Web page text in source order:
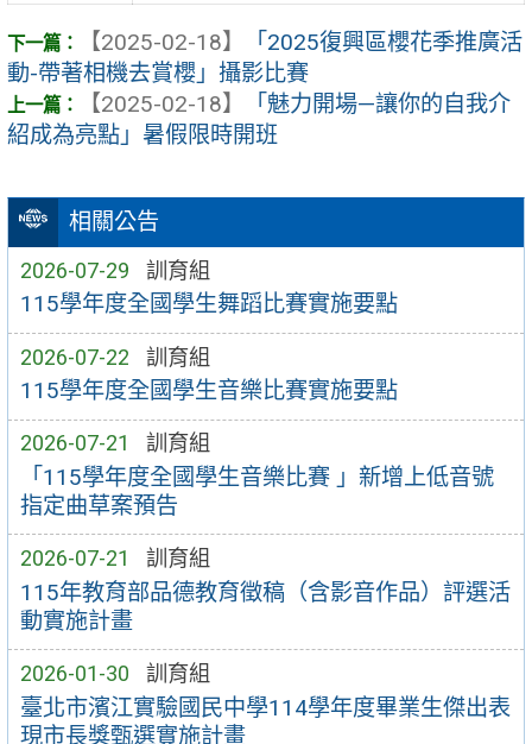
相關公告
2026-07-29 訓育組
115學年度全國學生舞蹈比賽實施要點
2026-07-22 訓育組
115學年度全國學生音樂比賽實施要點
2026-07-21 訓育組
「115學年度全國學生音樂比賽 」新增上低音號
指定曲草案預告
2026-07-21 訓育組
115年教育部品德教育徵稿（含影音作品）評選活
動實施計畫
2026-01-30 訓育組
臺北市濱江實驗國民中學114學年度畢業生傑出表
現市長獎甄選實施計畫
【2025-02-18】
「2025復興區櫻花季推廣活
動-帶著相機去賞櫻」攝影比賽
【2025-02-18】
「魅力開場—讓你的自我介
紹成為亮點」暑假限時開班